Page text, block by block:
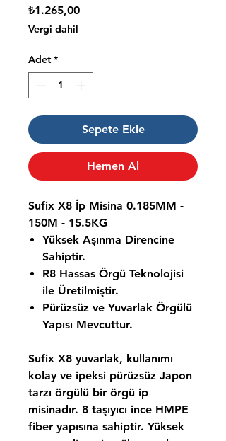
₺1.265,00Fiyat
Vergi dahil
Adet *
Sepete Ekle
Hemen Al
Sufix X8 İp Misina 0.185MM -
150M - 15.5KG
Yüksek Aşınma Direncine
Sahiptir.
R8 Hassas Örgü Teknolojisi
ile Üretilmiştir.
Pürüzsüz ve Yuvarlak Örgülü
Yapısı Mevcuttur.
Sufix X8 yuvarlak, kullanımı
kolay ve ipeksi pürüzsüz Japon
tarzı örgülü bir örgü ip
misinadır. 8 taşıyıcı ince HMPE
fiber yapısına sahiptir. Yüksek